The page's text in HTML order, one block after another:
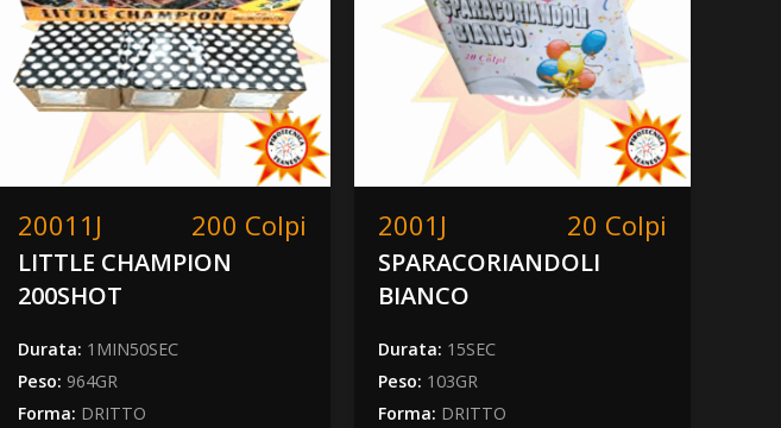
20011J 200 Colpi
LITTLE CHAMPION
200SHOT
Durata: 1MIN50SEC
Peso: 964GR
Forma: DRITTO
2001J 20 Colpi
SPARACORIANDOLI
BIANCO
Durata: 15SEC
Peso: 103GR
Forma: DRITTO